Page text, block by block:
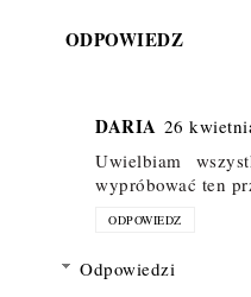
ODPOWIEDZ
DARIA 26
Uwielbiam
wypróbować ten
ODPOWIEDZ
Odpowiedzi